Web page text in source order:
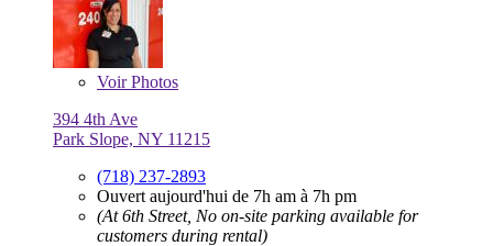
VoirPhotos
394 4th Ave
Park Slope, NY 11215
(718) 237-2893
Ouvert aujourd'hui de 7h am à 7h pm
(At 6th Street, No on-site parking available for
customers during rental)